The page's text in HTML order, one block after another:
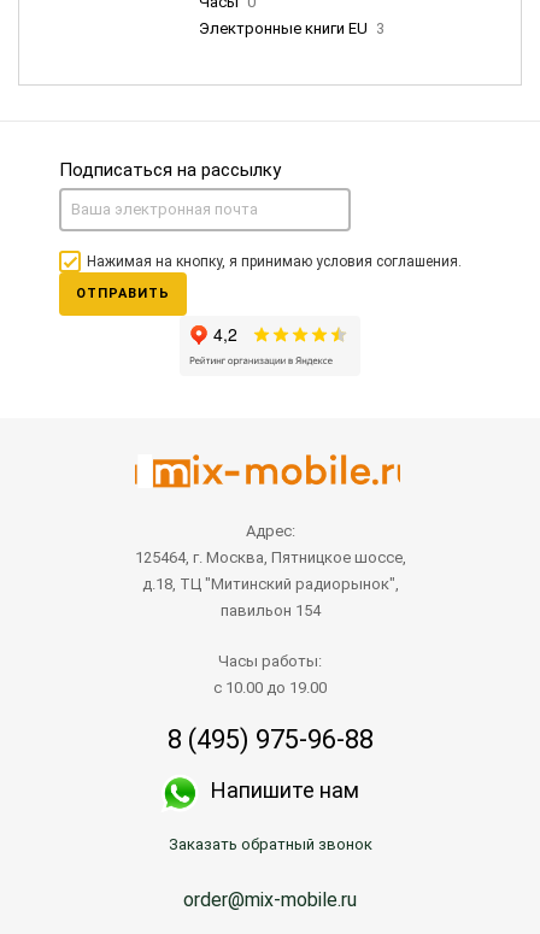
Электронные книги EU 3
Подписаться на рассылку
Нажимая на кнопку, я принимаю условия соглашения.
ОТПРАВИТЬ
Адрес:
125464, г. Москва, Пятницкое шоссе,
д.18, ТЦ "Митинский радиорынок",
павильон 154
Часы работы:
с 10.00 до 19.00
8 (495) 975-96-88
Напишите нам
Заказать обратный звонок
order@mix-mobile.ru